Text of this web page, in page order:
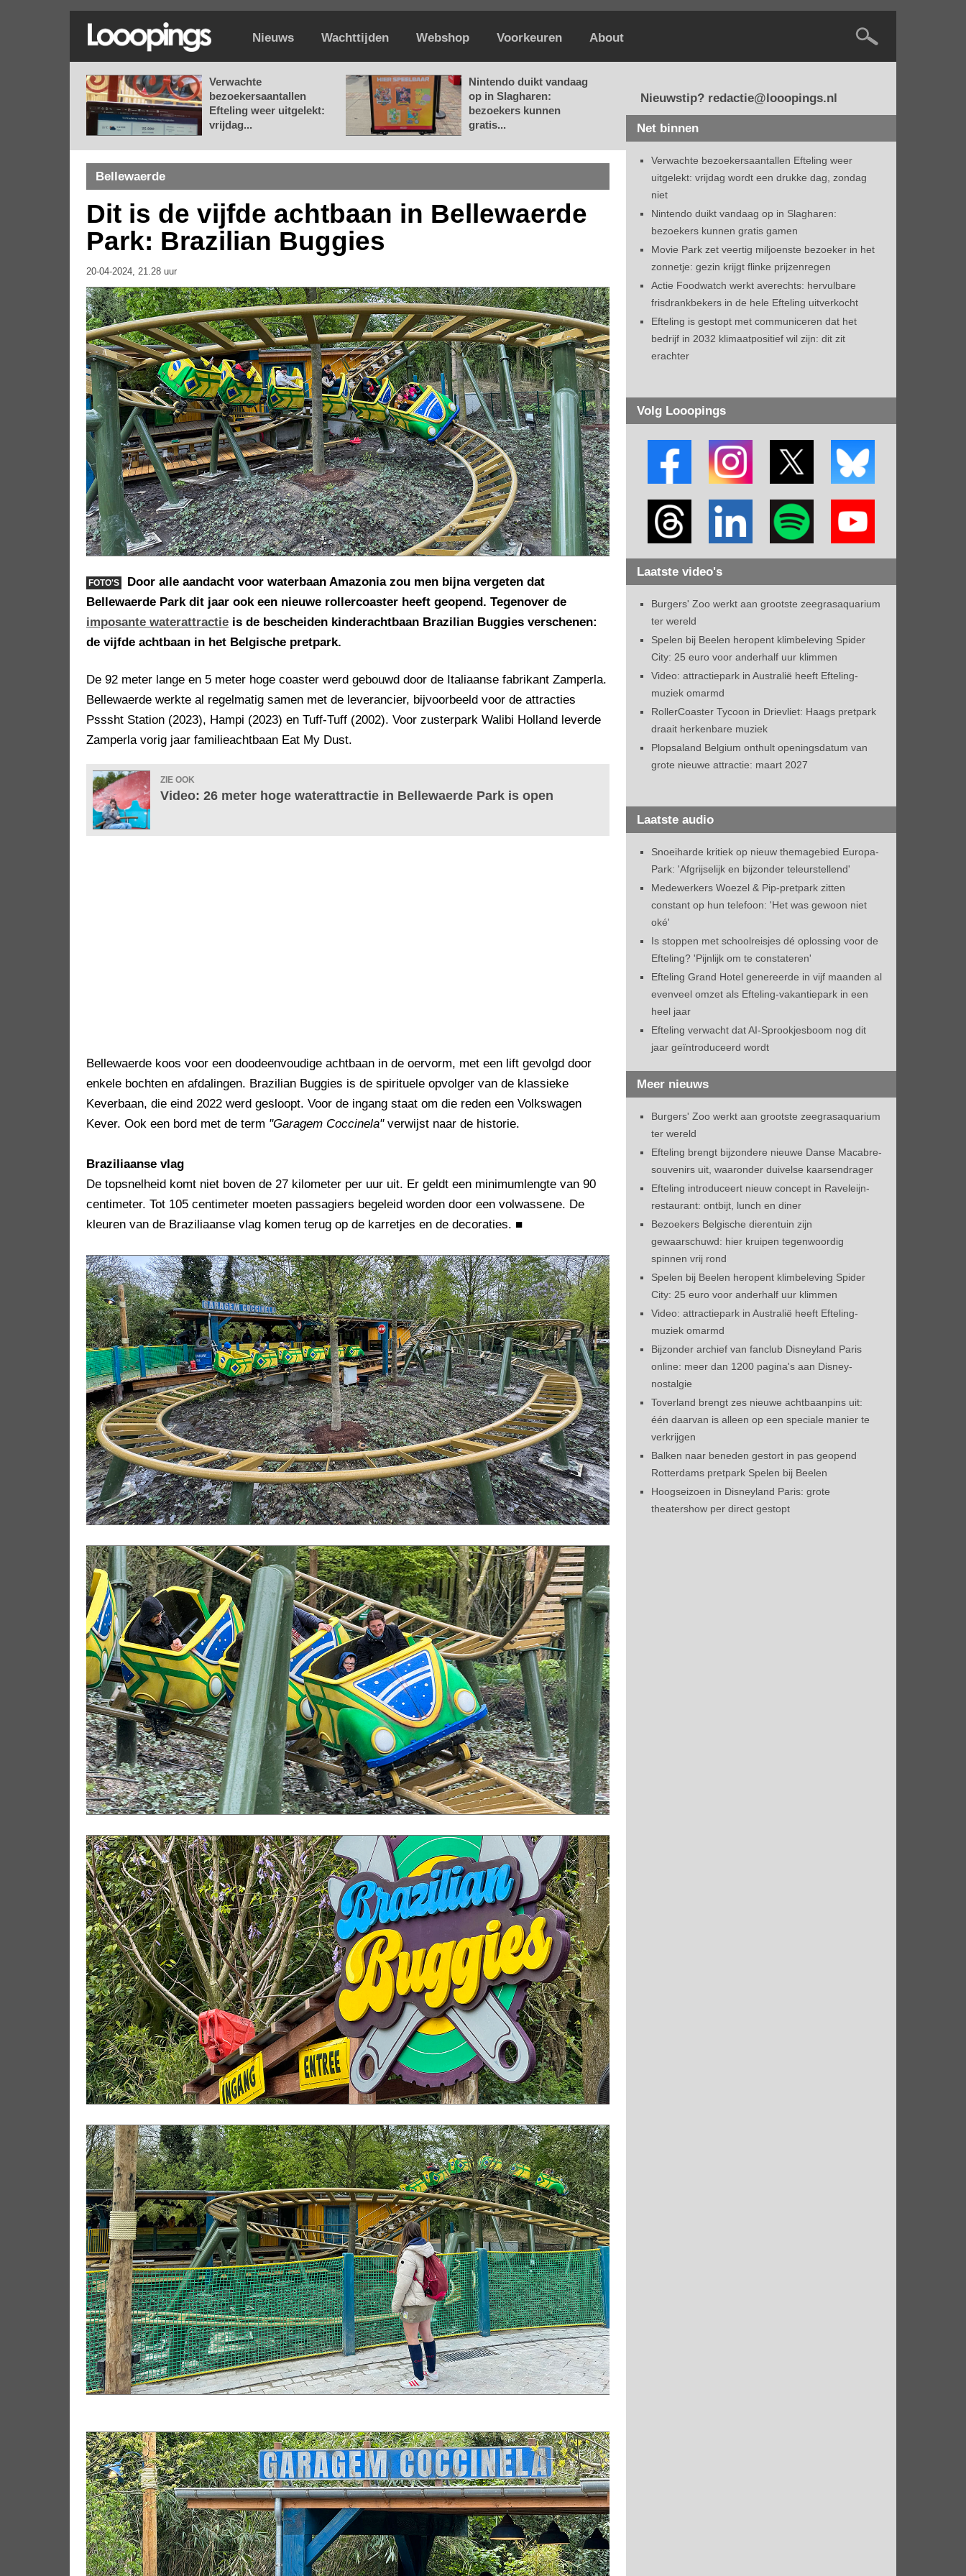
Nieuws Wachttijden Webshop Voorkeuren About
Verwachte
bezoekersaantallen
Efteling weer uitgelekt:
vrijdag...
Nintendo duikt vandaag
op in Slagharen:
bezoekers kunnen
gratis...
Bellewaerde
Dit is de vijfde achtbaan in Bellewaerde
Park: Brazilian Buggies
20-04-2024, 21.28 uur
FOTO'S
Door alle aandacht voor waterbaan Amazonia zou men bijna vergeten dat
Bellewaerde Park dit jaar ook een nieuwe rollercoaster heeft geopend. Tegenover de
imposante waterattractie is de bescheiden kinderachtbaan Brazilian Buggies verschenen:
de vijfde achtbaan in het Belgische pretpark.
De 92 meter lange en 5 meter hoge coaster werd gebouwd door de Italiaanse fabrikant Zamperla.
Bellewaerde werkte al regelmatig samen met de leverancier, bijvoorbeeld voor de attracties
Psssht Station (2023), Hampi (2023) en Tuff-Tuff (2002). Voor zusterpark Walibi Holland leverde
Zamperla vorig jaar familieachtbaan Eat My Dust.
ZIE OOK
Video: 26 meter hoge waterattractie in Bellewaerde Park is open
Bellewaerde koos voor een doodeenvoudige achtbaan in de oervorm, met een lift gevolgd door
enkele bochten en afdalingen. Brazilian Buggies is de spirituele opvolger van de klassieke
Keverbaan, die eind 2022 werd gesloopt. Voor de ingang staat om die reden een Volkswagen
Kever. Ook een bord met de term "Garagem Coccinela"verwijst naar de historie.
Braziliaanse vlag
De topsnelheid komt niet boven de 27 kilometer per uur uit. Er geldt een minimumlengte van 90
centimeter. Tot 105 centimeter moeten passagiers begeleid worden door een volwassene. De
kleuren van de Braziliaanse vlag komen terug op de karretjes en de decoraties. ■
Nieuwstip? redactie@looopings.nl
Net binnen
Verwachte bezoekersaantallen Efteling weer
uitgelekt: vrijdag wordt een drukke dag, zondag
niet
Nintendo duikt vandaag op in Slagharen:
bezoekers kunnen gratis gamen
Movie Park zet veertig miljoenste bezoeker in het
zonnetje: gezin krijgt flinke prijzenregen
Actie Foodwatch werkt averechts: hervulbare
frisdrankbekers in de hele Efteling uitverkocht
Efteling is gestopt met communiceren dat het
bedrijf in 2032 klimaatpositief wil zijn: dit zit
erachter
Volg Looopings
Laatste video's
Burgers' Zoo werkt aan grootste zeegrasaquarium
ter wereld
Spelen bij Beelen heropent klimbeleving Spider
City: 25 euro voor anderhalf uur klimmen
Video: attractiepark in Australië heeft Efteling-
muziek omarmd
RollerCoaster Tycoon in Drievliet: Haags pretpark
draait herkenbare muziek
Plopsaland Belgium onthult openingsdatum van
grote nieuwe attractie: maart 2027
Laatste audio
Snoeiharde kritiek op nieuw themagebied Europa-
Park: 'Afgrijselijk en bijzonder teleurstellend'
Medewerkers Woezel & Pip-pretpark zitten
constant op hun telefoon: 'Het was gewoon niet
oké'
Is stoppen met schoolreisjes dé oplossing voor de
Efteling? 'Pijnlijk om te constateren'
Efteling Grand Hotel genereerde in vijf maanden al
evenveel omzet als Efteling-vakantiepark in een
heel jaar
Efteling verwacht dat AI-Sprookjesboom nog dit
jaar geïntroduceerd wordt
Meer nieuws
Burgers' Zoo werkt aan grootste zeegrasaquarium
ter wereld
Efteling brengt bijzondere nieuwe Danse Macabre-
souvenirs uit, waaronder duivelse kaarsendrager
Efteling introduceert nieuw concept in Raveleijn-
restaurant: ontbijt, lunch en diner
Bezoekers Belgische dierentuin zijn
gewaarschuwd: hier kruipen tegenwoordig
spinnen vrij rond
Spelen bij Beelen heropent klimbeleving Spider
City: 25 euro voor anderhalf uur klimmen
Video: attractiepark in Australië heeft Efteling-
muziek omarmd
Bijzonder archief van fanclub Disneyland Paris
online: meer dan 1200 pagina's aan Disney-
nostalgie
Toverland brengt zes nieuwe achtbaanpins uit:
één daarvan is alleen op een speciale manier te
verkrijgen
Balken naar beneden gestort in pas geopend
Rotterdams pretpark Spelen bij Beelen
Hoogseizoen in Disneyland Paris: grote
theatershow per direct gestopt